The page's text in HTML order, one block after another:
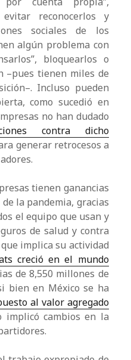
evitar reconocerlos y
sociales de los
algún problema con
bloquearlos o
–pues tienen miles de
Incluso pueden
como sucedió en
no han dudado
contra dicho
generar retrocesos a
tienen ganancias
la pandemia, gracias
el equipo que usan y
de salud y contra
implica su actividad
creció en el mundo
de 8,550 millones de
bien en México se ha
al valor agregado
implicó cambios en la